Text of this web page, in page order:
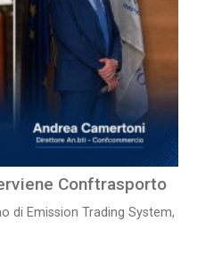
Conftrasporto
di Emission Trading System,